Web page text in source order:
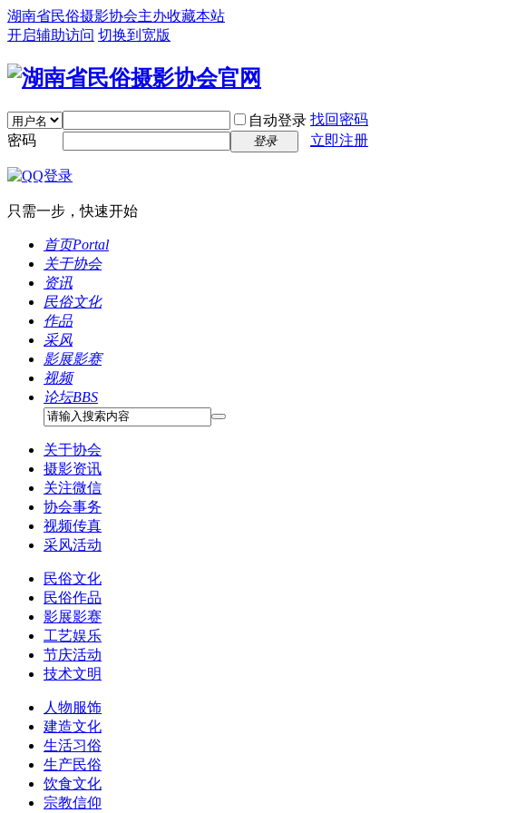
湖南省民俗摄影协会主办收藏本站
开启辅助访问 切换到宽版
自动登录 找回密码
密码
登录 立即注册
只需一步，快速开始
首页Portal
关于协会
资讯
民俗文化
作品
采风
影展影赛
视频
论坛BBS
关于协会
摄影资讯
关注微信
协会事务
视频传真
采风活动
民俗文化
民俗作品
影展影赛
工艺娱乐
节庆活动
技术文明
人物服饰
建造文化
生活习俗
生产民俗
饮食文化
宗教信仰